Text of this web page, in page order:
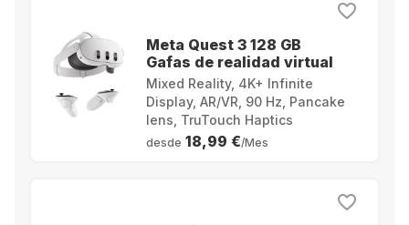
Meta Quest 3 128 GB
Gafas de realidad virtual
Mixed Reality, 4K+ Infinite
Display, AR/VR, 90 Hz, Pancake
lens, TruTouch Haptics
desde 18,99 €/Mes